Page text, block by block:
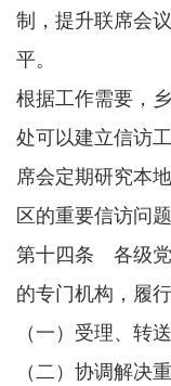
制，提升联席会
平。
根据工作需要，
处可以建立信访
席会定期研究本
区的重要信访问题
第十四条 各级党
的专门机构，履
（一）受理、转
（二）协调解决